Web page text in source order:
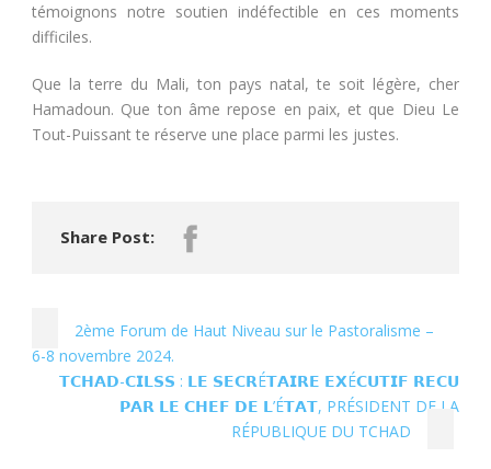
témoignons notre soutien indéfectible en ces moments
difficiles.
Que la terre du Mali, ton pays natal, te soit légère, cher
Hamadoun. Que ton âme repose en paix, et que Dieu Le
Tout-Puissant te réserve une place parmi les justes.
Share Post:
2ème Forum de Haut Niveau sur le Pastoralisme –
6-8 novembre 2024.
𝗧𝗖𝗛𝗔𝗗-𝗖𝗜𝗟𝗦𝗦 : 𝗟𝗘 𝗦𝗘𝗖𝗥É𝗧𝗔𝗜𝗥𝗘 𝗘𝗫É𝗖𝗨𝗧𝗜𝗙 𝗥𝗘𝗖𝗨
𝗣𝗔𝗥 𝗟𝗘 𝗖𝗛𝗘𝗙 𝗗𝗘 𝗟’É𝗧𝗔𝗧, PRÉSIDENT DE LA
RÉPUBLIQUE DU TCHAD